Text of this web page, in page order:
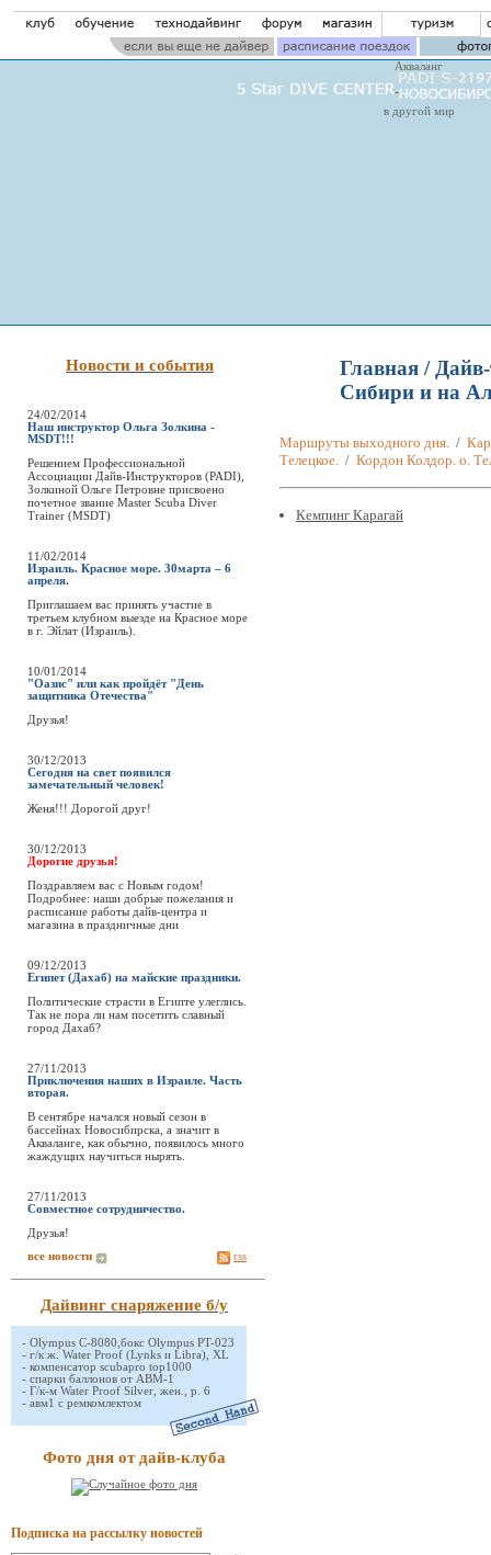
Акваланг
в другой мир
Новости и события
24/02/2014
Наш инструктор Ольга Золкина -
MSDT!!!
Решением Профессиональной
Ассоциации Дайв-Инструкторов (PADI),
Золкиной Ольге Петровне присвоено
почетное звание Master Scuba Diver
Trainer (MSDT)
11/02/2014
Израиль. Красное море. 30марта – 6
апреля.
Приглашаем вас принять участие в
третьем клубном выезде на Красное море
в г. Эйлат (Израиль).
10/01/2014
"Оазис" или как пройдёт "День
защитника Отечества"
Друзья!
30/12/2013
Сегодня на свет появился
замечательный человек!
Женя!!! Дорогой друг!
30/12/2013
Дорогие друзья!
Поздравляем вас с Новым годом!
Подробнее: наши добрые пожелания и
расписание работы дайв-центра и
магазина в праздничные дни
09/12/2013
Египет (Дахаб) на майские праздники.
Политические страсти в Египте улеглись.
Так не пора ли нам посетить славный
город Дахаб?
27/11/2013
Приключения наших в Израиле. Часть
вторая.
В сентябре начался новый сезон в
бассейнах Новосибирска, а значит в
Акваланге, как обычно, появилось много
жаждущих научиться нырять.
27/11/2013
Совместное сотрудничество.
Друзья!
все новости rss
Дайвинг снаряжение б/у
- Olympus C-8080,бокс Olympus PT-023
- г/к ж. Water Proof (Lynks и Libra), XL
- компенсатор scubapro top1000
- спарки баллонов от АВМ-1
- Г/к-м Water Proof Silver, жен., р. 6
- авм1 с ремкомлектом
Фото дня от дайв-клуба
Подписка на рассылку новостей
Главная /
Сибири и на
Маршруты выходного дня. /
Телецкое. / Кордон Колдор. о.
Кемпинг Карагай